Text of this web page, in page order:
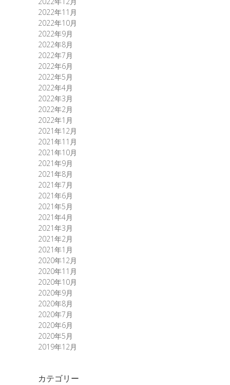
2022年11月
2022年10月
2022年9月
2022年8月
2022年7月
2022年6月
2022年5月
2022年4月
2022年3月
2022年2月
2022年1月
2021年12月
2021年11月
2021年10月
2021年9月
2021年8月
2021年7月
2021年6月
2021年5月
2021年4月
2021年3月
2021年2月
2021年1月
2020年12月
2020年11月
2020年10月
2020年9月
2020年8月
2020年7月
2020年6月
2020年5月
2019年12月
カテゴリー